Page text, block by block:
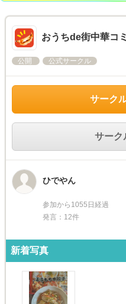
おうちde街中華コ
公開 公式サークル
サーク
サーク
ひでやん
参加から1055日経過
発言：12件
新着写真